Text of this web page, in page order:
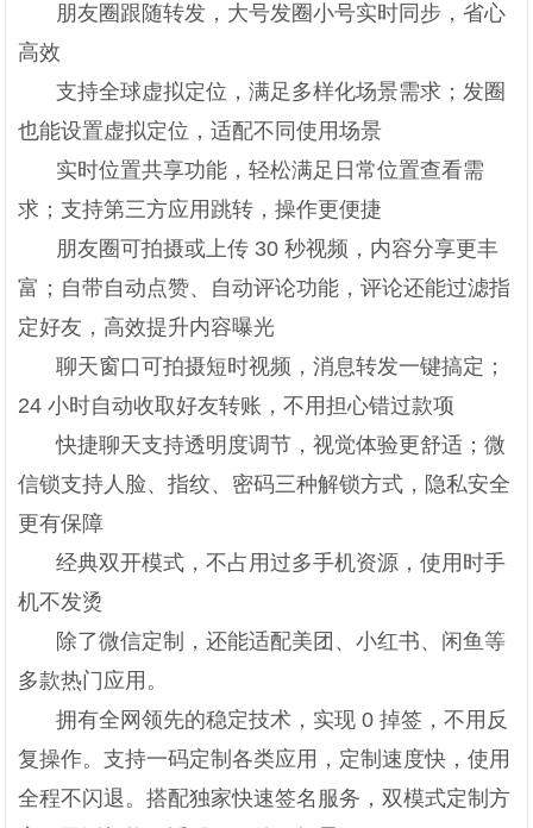
朋友圈跟随转发，大号发圈小号实时同步，省心
高效
支持全球虚拟定位，满足多样化场景需求；发圈
也能设置虚拟定位，适配不同使用场景
实时位置共享功能，轻松满足日常位置查看需
求；支持第三方应用跳转，操作更便捷
朋友圈可拍摄或上传 30 秒视频，内容分享更丰
富；自带自动点赞、自动评论功能，评论还能过滤指
定好友，高效提升内容曝光
聊天窗口可拍摄短时视频，消息转发一键搞定；
24 小时自动收取好友转账，不用担心错过款项
快捷聊天支持透明度调节，视觉体验更舒适；微
信锁支持人脸、指纹、密码三种解锁方式，隐私安全
更有保障
经典双开模式，不占用过多手机资源，使用时手
机不发烫
除了微信定制，还能适配美团、小红书、闲鱼等
多款热门应用。
拥有全网领先的稳定技术，实现 0 掉签，不用反
复操作。支持一码定制各类应用，定制速度快，使用
全程不闪退。搭配独家快速签名服务，双模式定制方